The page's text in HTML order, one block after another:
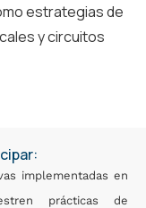
estrategias de
y circuitos
implementadas en
prácticas de